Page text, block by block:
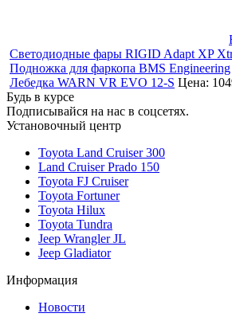
Светодиодные фары RIGID Adapt XP
Подножка для фаркопа BMS Engineering
Лебедка WARN VR EVO 12-S Цена:
Будь в курсе
Подписывайся на нас в соцсетях.
Установочный центр
Toyota Land Cruiser 300
Land Cruiser Prado 150
Toyota FJ Cruiser
Toyota Fortuner
Toyota Hilux
Toyota Tundra
Jeep Wrangler JL
Jeep Gladiator
Информация
Новости